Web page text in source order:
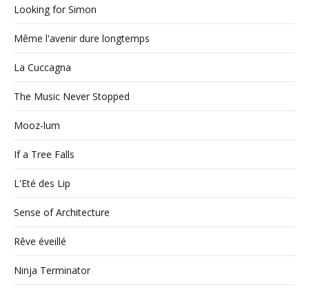
Looking for Simon
Même l'avenir dure longtemps
La Cuccagna
The Music Never Stopped
Mooz-lum
If a Tree Falls
L'Eté des Lip
Sense of Architecture
Rêve éveillé
Ninja Terminator